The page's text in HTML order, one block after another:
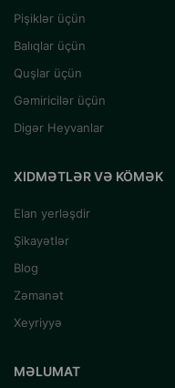
Pişiklər üçün
Balıqlar üçün
Quşlar üçün
Gəmiricilər üçün
Digər Heyvanlar
XIDMƏTLƏR VƏ KÖMƏK
Elan yerləşdir
Şikayətlər
Blog
Zəmanət
Xeyriyyə
MƏLUMAT